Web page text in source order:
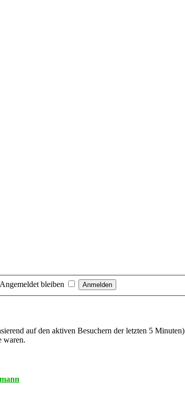
Angemeldet bleiben
auf den aktiven Besuchern der letzten 5 Minuten)
waren.